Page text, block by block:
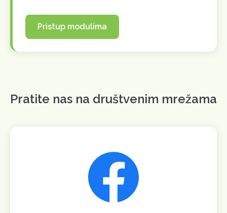
Pristup modulima
Pratite nas na društvenim mrežama